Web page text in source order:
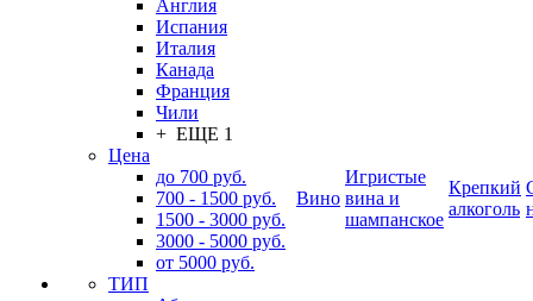
Англия
Испания
Италия
Канада
Франция
Чили
+ ЕЩЕ 1
Цена
до 700 руб.
700 - 1500 руб.
1500 - 3000 руб.
3000 - 5000 руб.
от 5000 руб.
ТИП
Вино
Игристые
вина и
шампанское
Крепкий
алкоголь